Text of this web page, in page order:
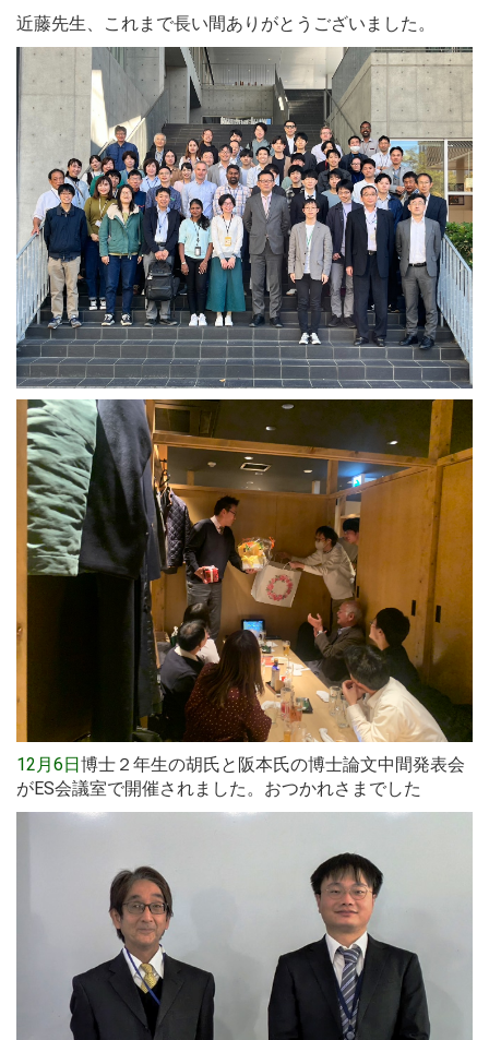
近藤先生、これまで長い間ありがとうございました。
12月6日博士２年生の胡氏と阪本氏の博士論文中間発表会
がES会議室で開催されました。おつかれさまでした